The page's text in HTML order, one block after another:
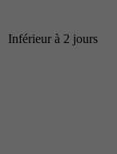
Inférieur à 2 jours